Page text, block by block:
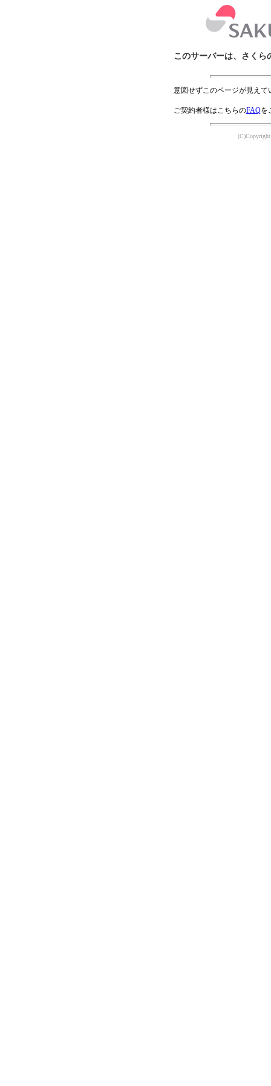
このサーバーは、さくら
意図せずこのページが見え
ご契約者様はこちらのFAQを